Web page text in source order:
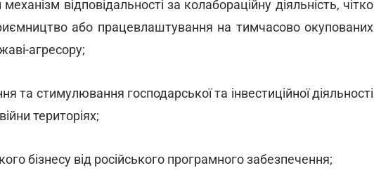
відповідальності за колабораційну діяльність, чітко
або працевлаштування на тимчасово окупованих
агресору;
та стимулювання господарської та інвестиційної діяльності
територіях;
бізнесу від російського програмного забезпечення;